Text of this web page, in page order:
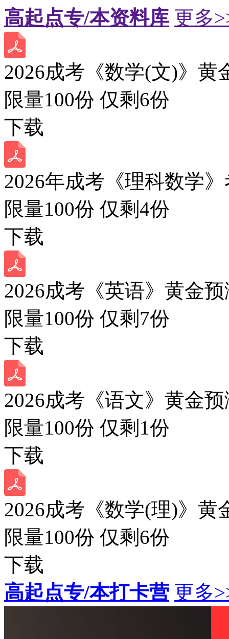
高起点专/本资料库 更多
2026成考《数学(文)》黄
限量100份 仅剩 6份
下载
2026年成考《理科数学
限量100份 仅剩4份
下载
2026成考《英语》黄金
限量100份 仅剩 7份
下载
2026成考《语文》黄金
限量100份 仅剩 1份
下载
2026成考《数学(理)》黄
限量100份 仅剩 6份
下载
高起点专/本打卡营 更多